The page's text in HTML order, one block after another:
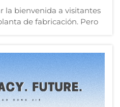
la bienvenida a visitantes
de fabricación. Pero
como nosotros mismos?
distinto de respeto. Esta
...